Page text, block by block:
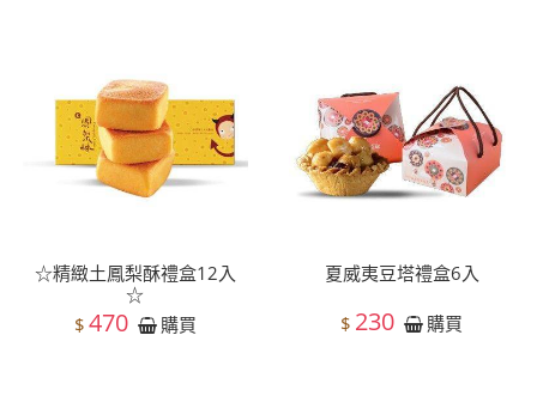
☆精緻土鳳梨酥禮盒12入
☆
$ 470 購買
夏威夷豆塔禮盒6入
$ 230 購買